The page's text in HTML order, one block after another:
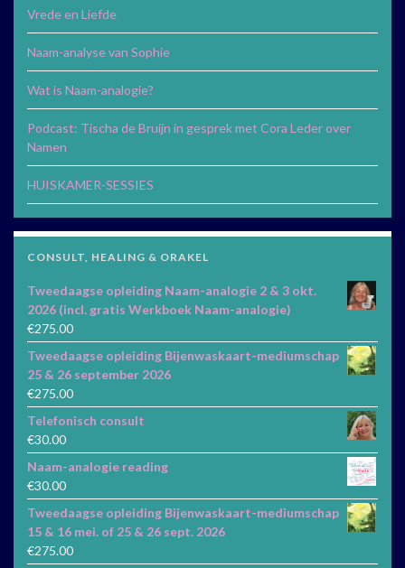
Vrede en Liefde
Naam-analyse van Sophie
Wat is Naam-analogie?
Podcast: Tischa de Bruijn in gesprek met Cora Leder over
Namen
HUISKAMER-SESSIES
CONSULT, HEALING & ORAKEL
Tweedaagse opleiding Naam-analogie 2 & 3 okt.
2026 (incl. gratis Werkboek Naam-analogie)
€275.00
Tweedaagse opleiding Bijenwaskaart-mediumschap
25 & 26 september 2026
€275.00
Telefonisch consult
€30.00
Naam-analogie reading
€30.00
Tweedaagse opleiding Bijenwaskaart-mediumschap
15 & 16 mei. of 25 & 26 sept. 2026
€275.00